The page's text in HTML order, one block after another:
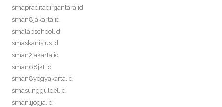
smapraditadirgantara.id
sman8jakarta.id
smalabschool.id
smaskanisius.id
sman2jakarta.id
sman68jkt.id
sman8yogyakarta.id
smasungguldel.id
sman1jogja.id